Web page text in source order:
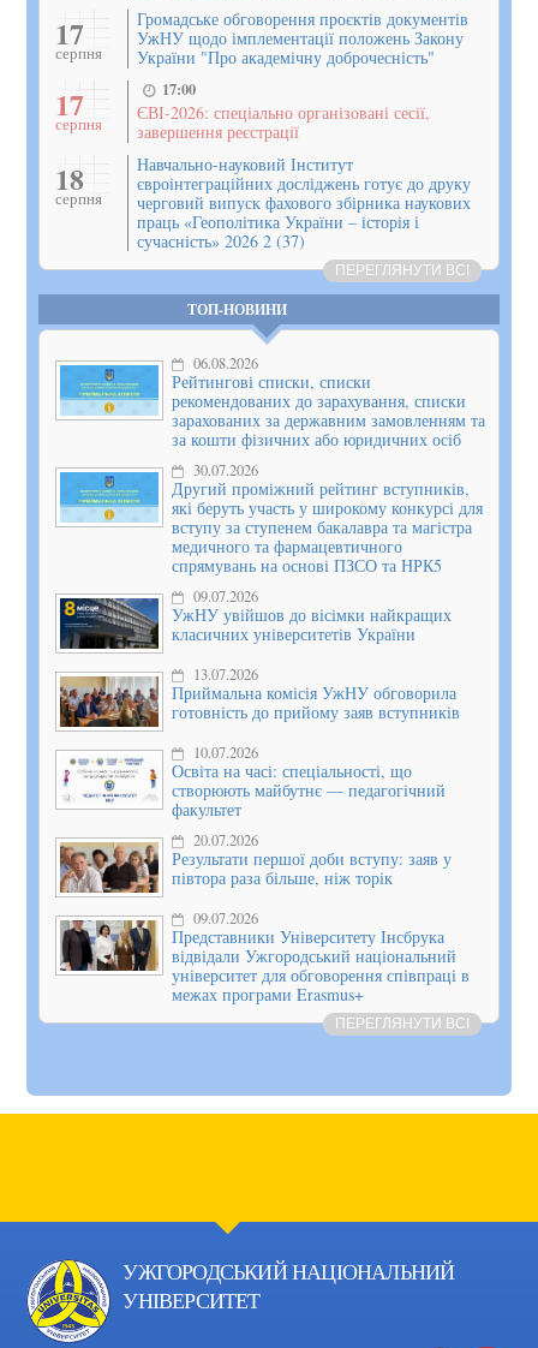
17
серпня
Громадське обговорення проєктів документів
УжНУ щодо імплементації положень Закону
України "Про академічну доброчесність"
17
серпня
17:00
ЄВІ-2026: спеціально організовані сесії,
завершення реєстрації
18
серпня
Навчально-науковий Інститут
євроінтеграційних досліджень готує до друку
черговий випуск фахового збірника наукових
праць «Геополітика України – історія і
сучасність» 2026 2 (37)
ПЕРЕГЛЯНУТИ ВСІ
ТОП-НОВИНИ
06.08.2026
Рейтингові списки, списки
рекомендованих до зарахування, списки
зарахованих за державним замовленням та
за кошти фізичних або юридичних осіб
30.07.2026
Другий проміжний рейтинг вступників,
які беруть участь у широкому конкурсі для
вступу за ступенем бакалавра та магістра
медичного та фармацевтичного
спрямувань на основі ПЗСО та НРК5
09.07.2026
УжНУ увійшов до вісімки найкращих
класичних університетів України
13.07.2026
Приймальна комісія УжНУ обговорила
готовність до прийому заяв вступників
10.07.2026
Освіта на часі: спеціальності, що
створюють майбутнє — педагогічний
факультет
20.07.2026
Результати першої доби вступу: заяв у
півтора раза більше, ніж торік
09.07.2026
Представники Університету Інсбрука
відвідали Ужгородський національний
університет для обговорення співпраці в
межах програми Erasmus+
ПЕРЕГЛЯНУТИ ВСІ
УЖГОРОДСЬКИЙ НАЦІОНАЛЬНИЙ
УНІВЕРСИТЕТ